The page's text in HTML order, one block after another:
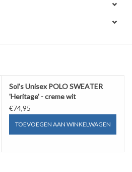
Sol's Unisex POLO SWEATER
'Heritage' - creme wit
€74,95
TOEVOEGEN AAN WINKELWAGEN